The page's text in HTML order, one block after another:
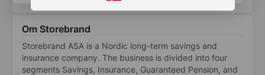
Om Storebrand
Storebrand ASA is a Nordic long-term savings and
insurance company. The business is divided into four
segments Savings, Insurance, Guaranteed Pension, and